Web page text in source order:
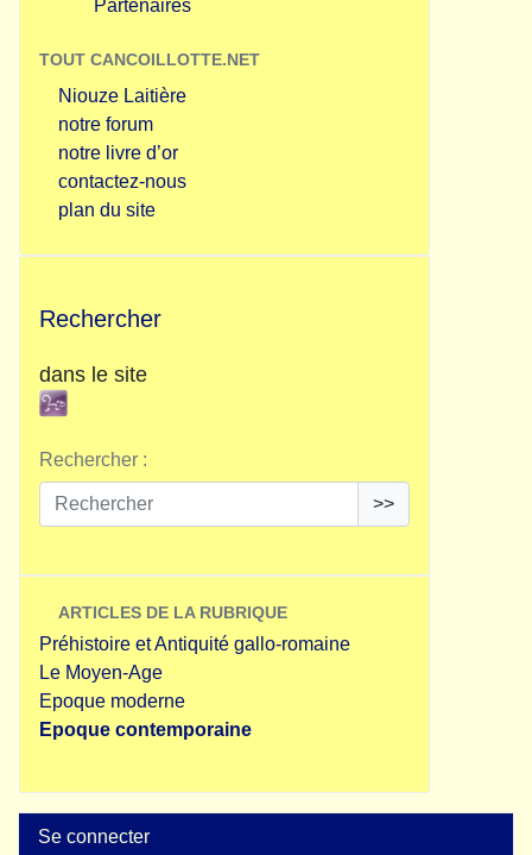
Partenaires
TOUT CANCOILLOTTE.NET
Niouze Laitière
notre forum
notre livre d’or
contactez-nous
plan du site
Rechercher
dans le site
Rechercher :
>>
ARTICLES DE LA RUBRIQUE
Préhistoire et Antiquité gallo-romaine
Le Moyen-Age
Epoque moderne
Epoque contemporaine
Se connecter